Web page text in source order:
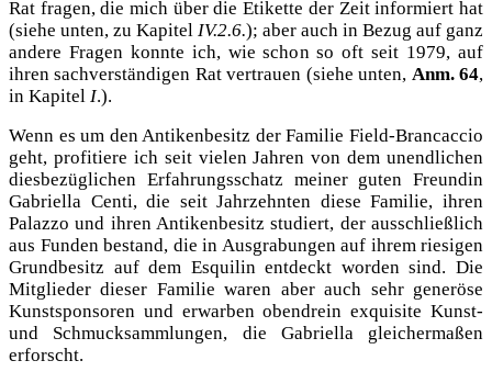
Rat fragen, die mich über die Etikette der Zeit informiert hat
(siehe unten, zu Kapitel IV.2.6.); aber auch in Bezug auf ganz
andere Fragen konnte ich, wie schon so oft seit 1979, auf
ihren sachverständigen Rat vertrauen (siehe unten, Anm. 64,
in Kapitel I.).
Wenn es um den Antikenbesitz der Familie Field-Brancaccio
geht, profitiere ich seit vielen Jahren von dem unendlichen
diesbezüglichen Erfahrungsschatz meiner guten Freundin
Gabriella Centi,die seit Jahrzehnten diese Familie, ihren
Palazzo und ihren Antikenbesitz studiert, der ausschließlich
aus Funden bestand, die in Ausgrabungen auf ihrem riesigen
Grundbesitz auf dem Esquilin entdeckt worden sind. Die
Mitglieder dieser Familie waren aber auch sehr generöse
Kunstsponsoren und erwarben obendrein exquisite Kunst-
und Schmucksammlungen, die Gabriella gleichermaßen
erforscht.